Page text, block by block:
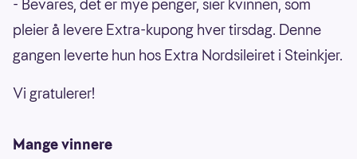
- Bevares, det er mye penger, sier kvinnen, som
pleier å levere Extra-kupong hver tirsdag. Denne
gangen leverte hun hos Extra Nordsileiret i Steinkjer.
Vi gratulerer!
Mange vinnere